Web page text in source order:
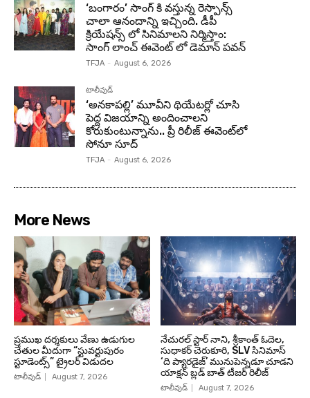
‘బంగారం’ సాంగ్ కి వస్తున్న రెస్పాన్స్
చాలా ఆనందాన్ని ఇచ్చింది. డీపీ
క్రియేషన్స్ లో సినిమాలని నిర్మిస్తాం:
సాంగ్ లాంచ్ ఈవెంట్ లో డెమాన్ పవన్
TFJA - August 6, 2026
టాలీవుడ్
‘అనకాపల్లి’ మూవీని థియేటర్లో చూసి
పెద్ద విజయాన్ని అందించాలని
కోరుకుంటున్నాను.. ప్రీ రిలీజ్ ఈవెంట్‌లో
సోనూ సూద్
TFJA - August 6, 2026
More News
ప్రముఖ దర్శకులు వేణు ఉడుగుల
చేతుల మీదుగా “స్టువర్టుపురం
స్టూడెంట్స్” ట్రైలర్ విడుదల
టాలీవుడ్ August 7, 2026
నేచురల్ స్టార్ నాని, శ్రీకాంత్ ఓదెల,
సుధాకర్ చెరుకూరి, SLV సినిమాస్
‘ది ప్యారడైజ్’ మునుపెన్నడూ చూడని
యాక్షన్ బ్లడ్ బాత్ టీజర్ రిలీజ్
టాలీవుడ్ August 7, 2026